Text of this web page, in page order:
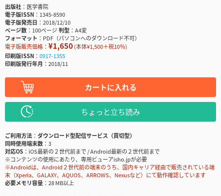
出版社
医学書院
電子版ISSN
1345-8590
電子版発売日
2018/12/10
ページ数
100ページ判型
A4変
フォーマット
PDF（パソコンへのダウンロード不可）
電子版販売価格： ¥1,650(本体¥1,500＋税10％)
印刷版ISSN
0917-1355
印刷版発行年月
2018/11
カートに入れる
ちょっと立ち読み
ご利用方法
ダウンロード型配信サービス（買切型）
同時使用端末数
3
対応OS
iOS最新の２世代前まで / Android最新の２世代前まで
※コンテンツの使用にあたり、専用ビューアisho.jpが必要
※Androidは、Android２世代前の端末のうち、国内キャリア経由で販売されている端
末（Xperia、GALAXY、AQUOS、ARROWS、Nexusなど）にて動作確認しています
必要メモリ容量
28 MB以上